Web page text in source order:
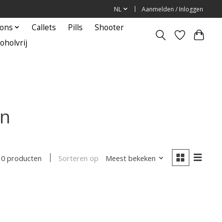
NL Aanmelden / Inloggen
Callets Pills
Shooter
0 producten Sorteren op Meest bekeken